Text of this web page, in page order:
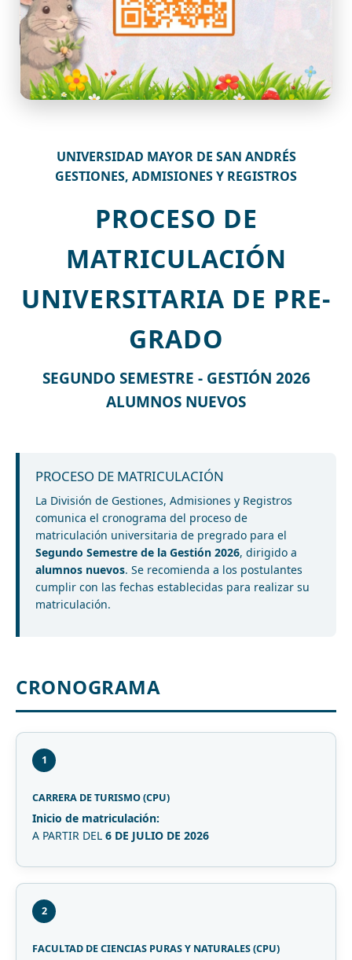
UNIVERSIDAD MAYOR DE SAN ANDRÉS
GESTIONES, ADMISIONES Y REGISTROS
PROCESO DE
MATRICULACIÓN
UNIVERSITARIA DE PRE-
GRADO
SEGUNDO SEMESTRE - GESTIÓN 2026
ALUMNOS NUEVOS
PROCESO DE MATRICULACIÓN
La División de Gestiones, Admisiones y Registros
comunica el cronograma del proceso de
matriculación universitaria de pregrado para el
Segundo Semestre de la Gestión 2026, dirigido a
alumnos nuevos. Se recomienda a los postulantes
cumplir con las fechas establecidas para realizar su
matriculación.
CRONOGRAMA
1
CARRERA DE TURISMO (CPU)
Inicio de matriculación:
A PARTIR DEL 6 DE JULIO DE 2026
2
FACULTAD DE CIENCIAS PURAS Y NATURALES (CPU)